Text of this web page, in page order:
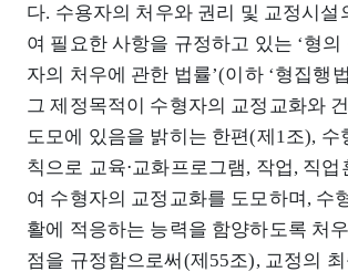
다. 수용자의 처우와 권리 및 교정시설
여 필요한 사항을 규정하고 있는 ‘형의
자의 처우에 관한 법률’(이하 ‘형집행
그 제정목적이 수형자의 교정교화와
도모에 있음을 밝히는 한편(제1조), 수
칙으로 교육⋅교화프로그램, 작업, 직
여 수형자의 교정교화를 도모하며, 수
활에 적응하는 능력을 함양하도록 처
점을 규정함으로써(제55조), 교정의